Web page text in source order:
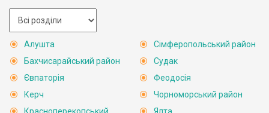
Алушта
Бахчисарайський район
Євпаторія
Керч
Сімферопольський район
Судак
Феодосія
Чорноморський район